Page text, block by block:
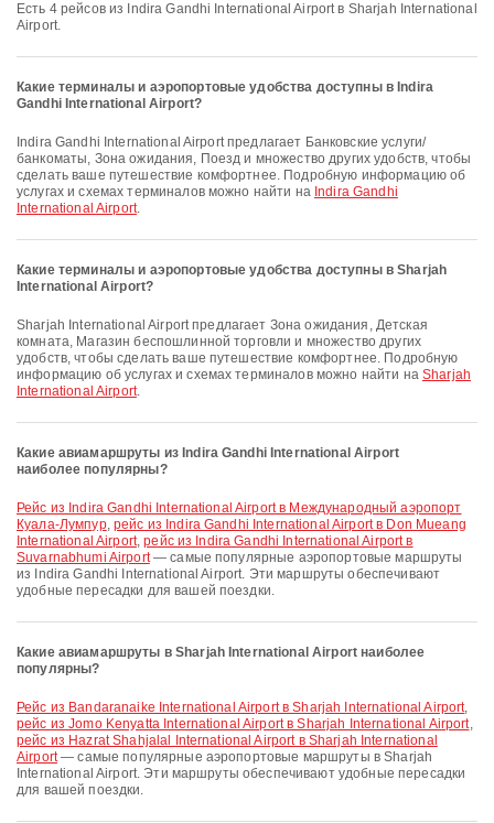
Есть 4 рейсов из Indira Gandhi International Airport в Sharjah International
Airport.
Какие терминалы и аэропортовые удобства доступны в Indira
Gandhi International Airport?
Indira Gandhi International Airport предлагает Банковские услуги/
банкоматы, Зона ожидания, Поезд и множество других удобств, чтобы
сделать ваше путешествие комфортнее. Подробную информацию об
услугах и схемах терминалов можно найти на Indira Gandhi
International Airport.
Какие терминалы и аэропортовые удобства доступны в Sharjah
International Airport?
Sharjah International Airport предлагает Зона ожидания, Детская
комната, Магазин беспошлинной торговли и множество других
удобств, чтобы сделать ваше путешествие комфортнее. Подробную
информацию об услугах и схемах терминалов можно найти на Sharjah
International Airport.
Какие авиамаршруты из Indira Gandhi International Airport
наиболее популярны?
рейс из Indira Gandhi International Airport в Международный аэропорт
Куала-Лумпур, рейс из Indira Gandhi International Airport в Don Mueang
International Airport,рейс из Indira Gandhi International Airport в
Suvarnabhumi Airport— самые популярные аэропортовые маршруты
из Indira Gandhi International Airport. Эти маршруты обеспечивают
удобные пересадки для вашей поездки.
Какие авиамаршруты в Sharjah International Airport наиболее
популярны?
рейс из Bandaranaike International Airport в Sharjah International Airport,
рейс из Jomo Kenyatta International Airport в Sharjah International Airport,
рейс из Hazrat Shahjalal International Airport в Sharjah International
Airport— самые популярные аэропортовые маршруты в Sharjah
International Airport. Эти маршруты обеспечивают удобные пересадки
для вашей поездки.